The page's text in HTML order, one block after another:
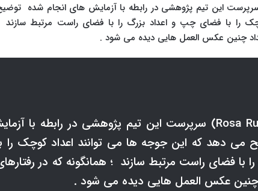
این تیم پژوهشی در رابطه با آزمایش های انجام شده
را با فضای چپ و اعداد بزرگ را با فضای راست مرتبط سازند
چنین عکس العمل هایی دیده می شود .
Rosa) سرپرست این تیم پژوهشی در رابطه با
می دهد که این جوجه ها می توانند اعداد کوچک را
با فضای راست مرتبط سازند ؛ همانگونه که در
چنین عکس العمل هایی دیده می شود .